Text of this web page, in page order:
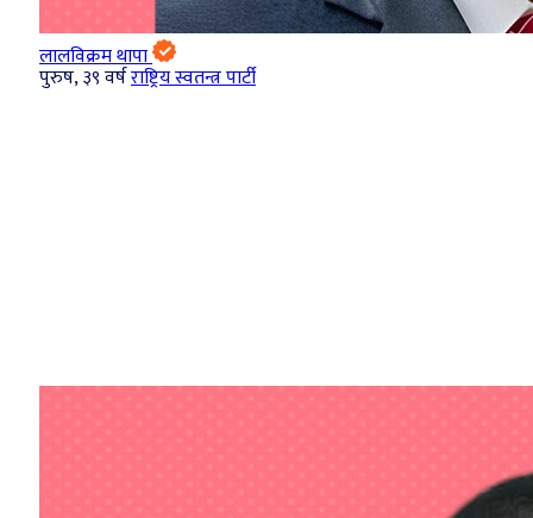
लालविक्रम थापा
पुरुष, ३९ वर्षराष्ट्रिय स्वतन्त्र पार्टी